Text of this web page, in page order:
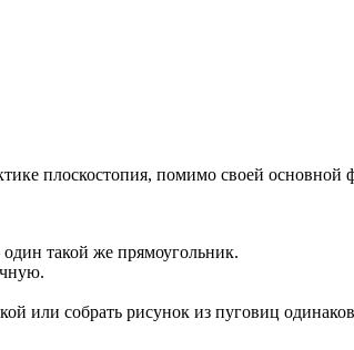
плоскостопия, помимо своей
такой же прямоугольник.
или собрать рисунок из пуговиц